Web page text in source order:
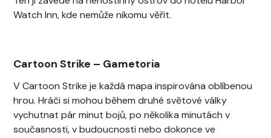
Watch Inn, kde nemůže nikomu věřit.
Cartoon Strike – Gametoria
V Cartoon Strike je každá mapa inspirována oblíbenou
hrou. Hráči si mohou během druhé světové války
vychutnat pár minut bojů, po několika minutách v
současnosti, v budoucnosti nebo dokonce ve